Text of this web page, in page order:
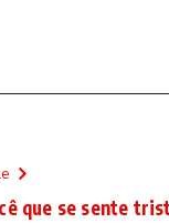
que se sente